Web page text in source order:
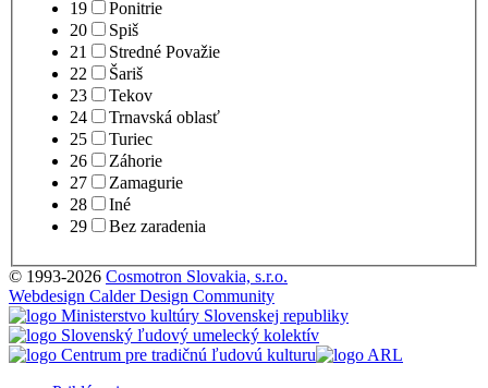
19
Ponitrie
20
Spiš
21
Stredné Považie
22
Šariš
23
Tekov
24
Trnavská oblasť
25
Turiec
26
Záhorie
27
Zamagurie
28
Iné
29
Bez zaradenia
© 1993-2026 Cosmotron Slovakia, s.r.o.
Webdesign Calder Design Community